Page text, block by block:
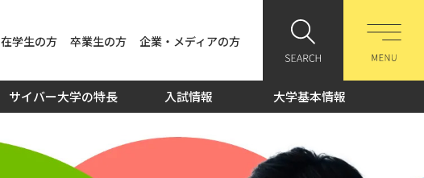
在学生の方 卒業生の方 企業・メディアの方
サイバー大学の特長 入試情報 大学基本情報